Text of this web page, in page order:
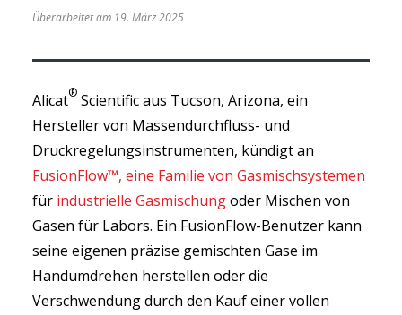
Überarbeitet am 19. März 2025
Alicat®Scientific aus Tucson, Arizona, ein
Hersteller von Massendurchfluss- und
Druckregelungsinstrumenten, kündigt an
FusionFlow™, eine Familie von Gasmischsystemen
für industrielle Gasmischungoder Mischen von
Gasen für Labors. Ein FusionFlow-Benutzer kann
seine eigenen präzise gemischten Gase im
Handumdrehen herstellen oder die
Verschwendung durch den Kauf einer vollen